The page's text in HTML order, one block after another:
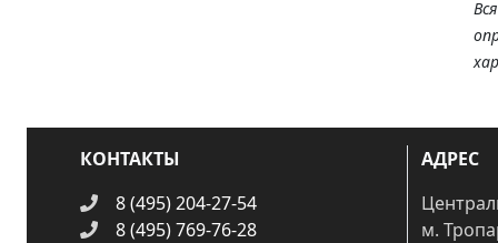
КОНТАКТЫ
8 (495) 204-27-54
8 (495) 769-76-28
АДРЕС
м.